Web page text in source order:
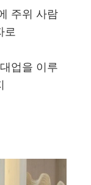
주위 사람
로
업을 이루